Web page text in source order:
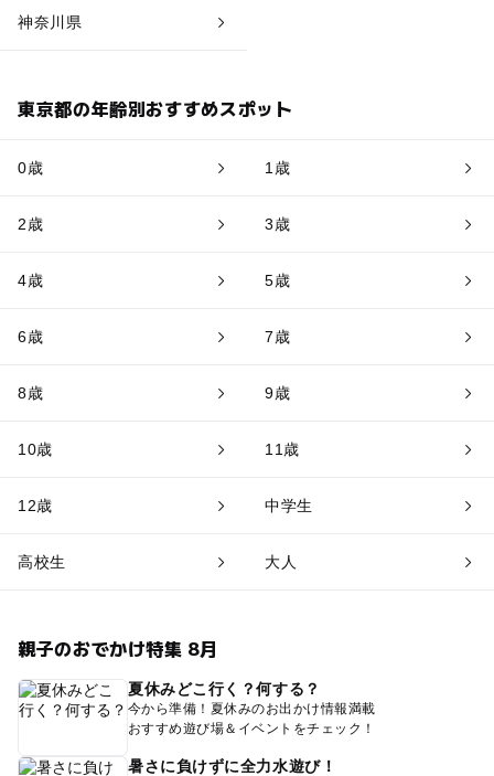
神奈川県
東京都の年齢別おすすめスポット
0歳 1歳
2歳 3歳
4歳 5歳
6歳 7歳
8歳 9歳
10歳 11歳
12歳 中学生
高校生 大人
親子のおでかけ特集 8月
夏休みどこ行く？何する？
今から準備！夏休みのお出かけ情報満載
おすすめ遊び場＆イベントをチェック！
暑さに負けずに全力水遊び！